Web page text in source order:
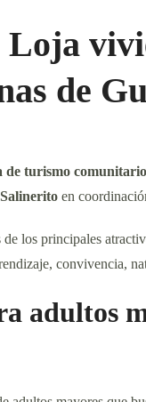
Loja
de
turismo
en
los principales
convivencia,
adultos